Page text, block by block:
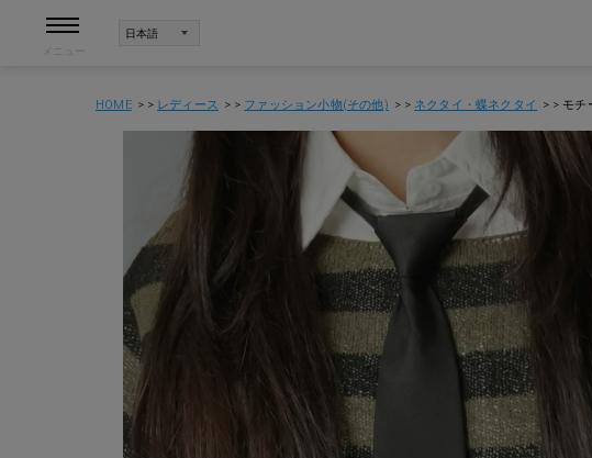
HOME レディース ファッション小物(その他) ネクタイ・蝶ネクタイ モチ